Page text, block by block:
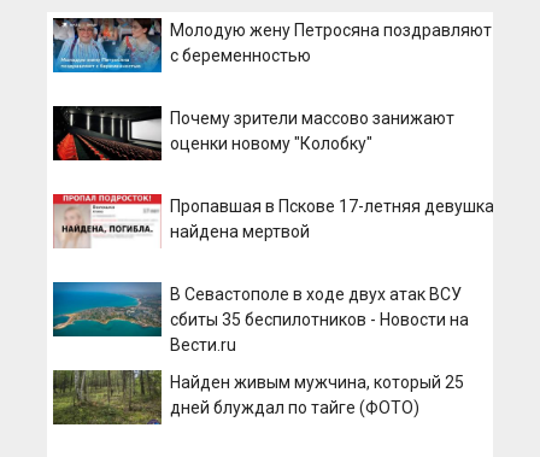
Молодую жену Петросяна поздравляют
с беременностью
Почему зрители массово занижают
оценки новому "Колобку"
Пропавшая в Пскове 17-летняя девушка
найдена мертвой
В Севастополе в ходе двух атак ВСУ
сбиты 35 беспилотников - Новости на
Вести.ru
Найден живым мужчина, который 25
дней блуждал по тайге (ФОТО)